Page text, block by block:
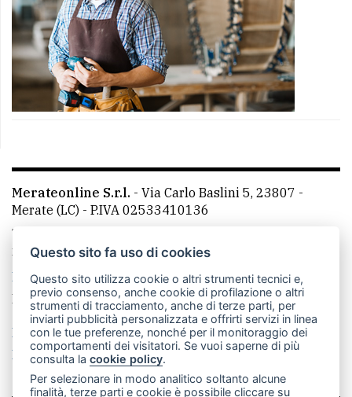
Merateonline S.r.l. - Via Carlo Baslini 5, 23807 -
Merate (LC) - P.IVA 02533410136
Telefono:
mail: redazione@merateonline.it
La redazione
CasateOnline LeccoOnline
RSS
Made by VIP
Privacy policy
Cookie policy
Rivedi le tue scelte sui cookie
Questo sito fa uso di cookies
Questo sito utilizza cookie o altri strumenti tecnici e,
previo consenso, anche cookie di profilazione o altri
strumenti di tracciamento, anche di terze parti, per
inviarti pubblicità personalizzata e offrirti servizi in linea
con le tue preferenze, nonché per il monitoraggio dei
comportamenti dei visitatori. Se vuoi saperne di più
consulta lacookie policy.
Per selezionare in modo analitico soltanto alcune
finalità, terze parti e cookie è possibile cliccare su